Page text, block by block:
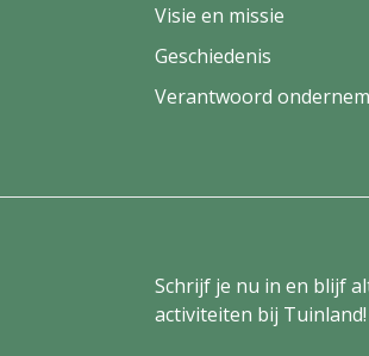
Visie en missie
Geschiedenis
Verantwoord
Schrijf je nu in en blijf
activiteiten bij Tuinland!